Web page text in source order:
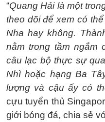
“Quang Hải là một
theo dõi để xem có
Nha hay không.
nằm trong tầm ngắm
câu lạc bộ thực sự
Nhì hoặc hạng Ba
lượng và cậu ấy có
cựu tuyển thủ
giới bóng đá, chia sẻ